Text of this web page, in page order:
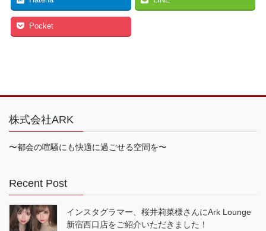
Pocket
株式会社ARK
〜都会の喧騒にも快適に過ごせる空間を〜
Recent Post
インスタグラマー、桜井莉菜様さんにArk Lounge
新宿西口店をご紹介いただきました！